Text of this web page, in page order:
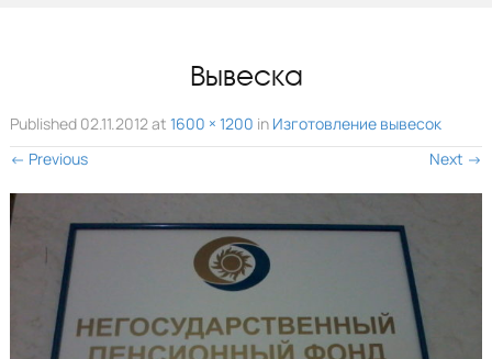
Вывеска
Published 02.11.2012at 1600 × 1200 in Изготовление вывесок
← Previous Next →